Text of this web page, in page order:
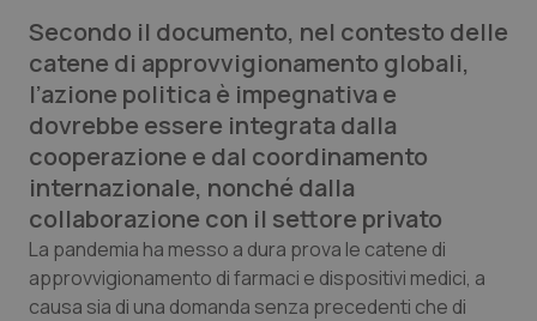
QS Pro
Professionisti Sanitari.AI
Abruzzo
Basilicata
Calabria
QS Pro Gold
Artrite & artrosi
Asma & BPCO
QS Club Newsletter
Secondo il documento, nel contesto delle
catene di approvvigionamento globali,
l’azione politica è impegnativa e
dovrebbe essere integrata dalla
cooperazione e dal coordinamento
internazionale, nonché dalla
collaborazione con il settore privato
La pandemia ha messo a dura prova le catene di
approvvigionamento di farmaci e dispositivi medici, a
causa sia di una domanda senza precedenti che di